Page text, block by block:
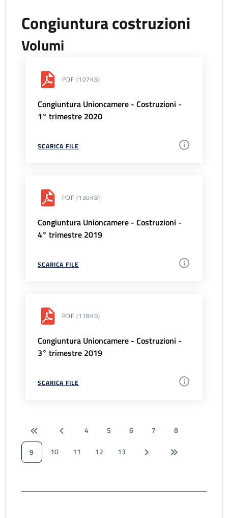
Congiuntura costruzioni
Volumi
PDF (107KB)
Congiuntura Unioncamere - Costruzioni -
1° trimestre 2020
SCARICA FILE
PDF (130KB)
Congiuntura Unioncamere - Costruzioni -
4° trimestre 2019
SCARICA FILE
PDF (118KB)
Congiuntura Unioncamere - Costruzioni -
3° trimestre 2019
SCARICA FILE
4 5 6 7
8
9
10 11 12 13